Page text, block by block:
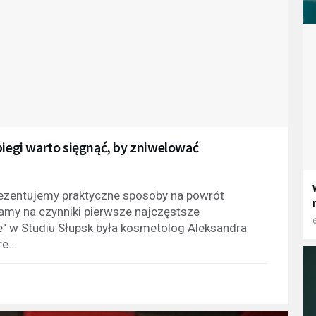
warto sięgnąć, by zniwelować
praktyczne sposoby na powrót
na czynniki pierwsze najczęstsze
Studiu Słupsk była kosmetolog Aleksandra